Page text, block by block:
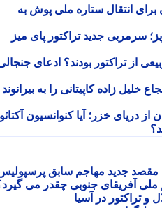
انتقال ستاره ملی پوش به
جدید تراکتور پای میز
تراکتور بودند؟ ادعای جنجالی
زاده کاپیتانی را به بیرانوند
خزر؛ آیا کنوانسیون آکتائو
جدید مهاجم سابق پرسپولیس
آفریقای جنوبی چقدر می گیرد؟
در آسیا